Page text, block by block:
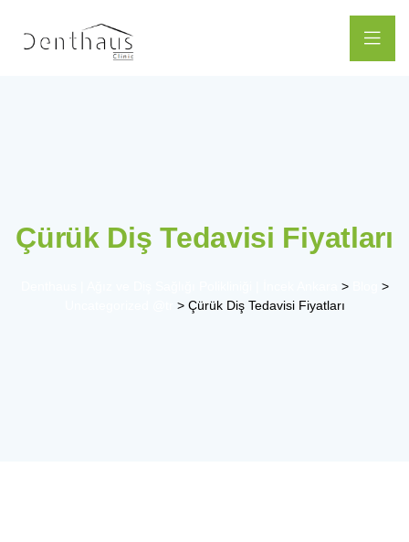
Çürük Diş Tedavisi Fiyatları
>
>
> Çürük Diş Tedavisi Fiyatları